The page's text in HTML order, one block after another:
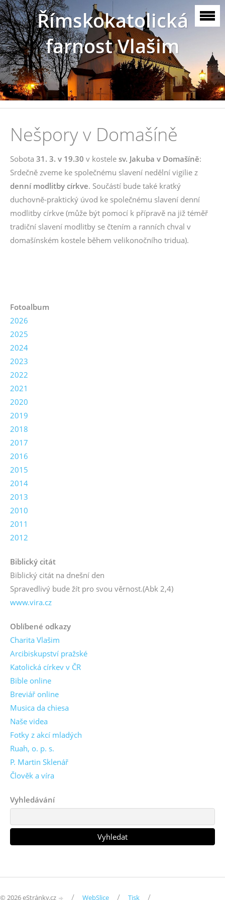
Římskokatolická
farnost Vlašim
Nešpory v Domašíně
Sobota 31. 3. v 19.30 v kostele sv. Jakuba v Domašíně:
Srdečně zveme ke společnému slavení nedělní vigilie z
denní modlitby církve. Součástí bude také kratký
duchovně-praktický úvod ke společnému slavení denní
modlitby církve (může být pomocí k přípravě na již téměř
tradiční slavení modlitby se čtením a ranních chval v
domašínském kostele během velikonočního tridua).
Fotoalbum
2026
2025
2024
2023
2022
2021
2020
2019
2018
2017
2016
2015
2014
2013
2010
2011
2012
Biblický citát
Biblický citát na dnešní den
Spravedlivý bude žít pro svou věrnost.(Abk 2,4)
www.vira.cz
Oblíbené odkazy
Charita Vlašim
Arcibiskupství pražské
Katolická církev v ČR
Bible online
Breviář online
Musica da chiesa
Naše videa
Fotky z akcí mladých
Ruah, o. p. s.
P. Martin Sklenář
Člověk a víra
Vyhledávání
© 2026 eStránky.cz / WebSlice / Tisk /